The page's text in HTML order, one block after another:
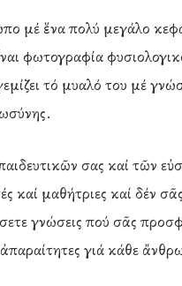
μέ ἕνα πολύ μεγάλο
φωτογραφία
τό μυαλό του μέ
σας καί τῶν
καί μαθήτριες καί δέν
γνώσεις πού σᾶς
ἀπαραίτητες γιά κάθε